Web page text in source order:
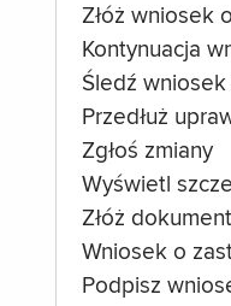
Złóż wniosek
Kontynuacja
Śledź wniosek
Przedłuż
Zgłoś zmiany
Wyświetl
Złóż
Wniosek o
Podpisz